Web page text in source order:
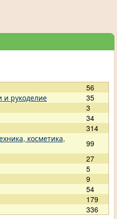
56
и рукоделие
35
3
34
314
косметика,
99
27
5
9
54
179
336